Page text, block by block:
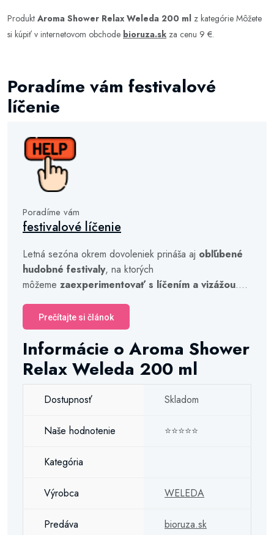
Produkt Aroma Shower Relax Weleda 200 ml z kategórie Môžete
si kúpiť v internetovom obchode bioruza.sk za cenu 9 €.
Poradíme vám festivalové
líčenie
Poradíme vám
festivalové líčenie
Letná sezóna okrem dovoleniek prináša aj obľúbené
hudobné festivaly, na ktorých
môžeme zaexperimentovať s líčením a vizážou....
Prečítajte si článok
Informácie o Aroma Shower
Relax Weleda 200 ml
Dostupnosť Skladom
Naše hodnotenie ⭐⭐⭐⭐⭐
Kategória
Výrobca WELEDA
Predáva bioruza.sk